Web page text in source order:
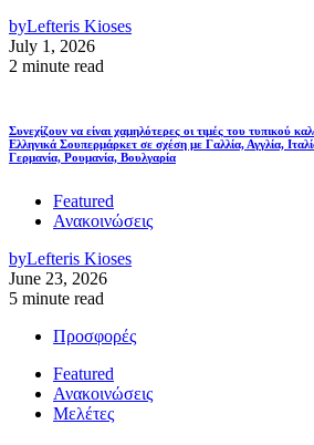
byLefteris Kioses
July 1, 2026
2 minute read
Συνεχίζουν να είναι χαμηλότερες οι τιμές του τυπικού
Ελληνικά Σουπερμάρκετ σε σχέση με Γαλλία, Αγγλία,
Γερμανία, Ρουμανία, Βουλγαρία
Featured
Ανακοινώσεις
byLefteris Kioses
June 23, 2026
5 minute read
Προσφορές
Featured
Ανακοινώσεις
Μελέτες